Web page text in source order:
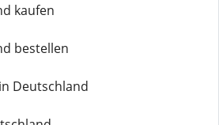
kaufen
bestellen
Deutschland